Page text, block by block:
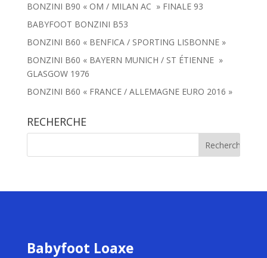
BONZINI B90 « OM / MILAN AC » FINALE 93
BABYFOOT BONZINI B53
BONZINI B60 « BENFICA / SPORTING LISBONNE »
BONZINI B60 « BAYERN MUNICH / ST ÉTIENNE »
GLASGOW 1976
BONZINI B60 « FRANCE / ALLEMAGNE EURO 2016 »
RECHERCHE
Babyfoot Loaxe